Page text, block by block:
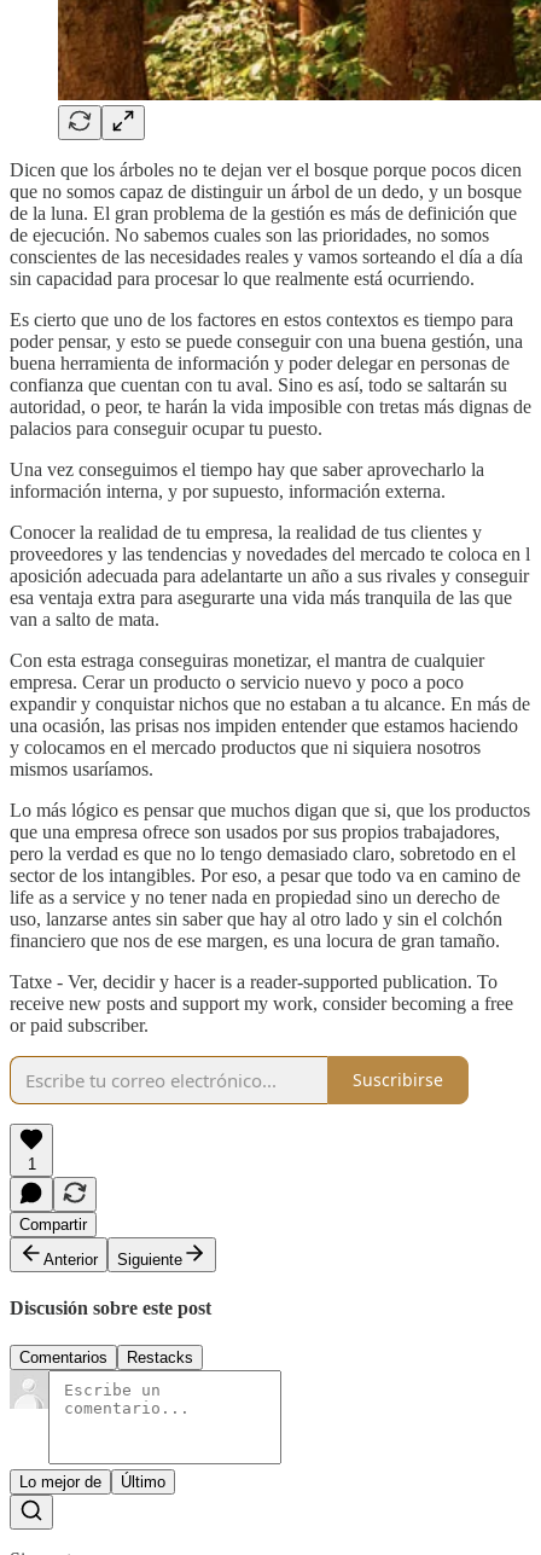
Dicen que los árboles no te dejan ver el bosque porque pocos dicen
que no somos capaz de distinguir un árbol de un dedo, y un bosque
de la luna. El gran problema de la gestión es más de definición que
de ejecución. No sabemos cuales son las prioridades, no somos
conscientes de las necesidades reales y vamos sorteando el día a día
sin capacidad para procesar lo que realmente está ocurriendo.
Es cierto que uno de los factores en estos contextos es tiempo para
poder pensar, y esto se puede conseguir con una buena gestión, una
buena herramienta de información y poder delegar en personas de
confianza que cuentan con tu aval. Sino es así, todo se saltarán su
autoridad, o peor, te harán la vida imposible con tretas más dignas de
palacios para conseguir ocupar tu puesto.
Una vez conseguimos el tiempo hay que saber aprovecharlo la
información interna, y por supuesto, información externa.
Conocer la realidad de tu empresa, la realidad de tus clientes y
proveedores y las tendencias y novedades del mercado te coloca en l
aposición adecuada para adelantarte un año a sus rivales y conseguir
esa ventaja extra para asegurarte una vida más tranquila de las que
van a salto de mata.
Con esta estraga conseguiras monetizar, el mantra de cualquier
empresa. Cerar un producto o servicio nuevo y poco a poco
expandir y conquistar nichos que no estaban a tu alcance. En más de
una ocasión, las prisas nos impiden entender que estamos haciendo
y colocamos en el mercado productos que ni siquiera nosotros
mismos usaríamos.
Lo más lógico es pensar que muchos digan que si, que los productos
que una empresa ofrece son usados por sus propios trabajadores,
pero la verdad es que no lo tengo demasiado claro, sobretodo en el
sector de los intangibles. Por eso, a pesar que todo va en camino de
life as a service y no tener nada en propiedad sino un derecho de
uso, lanzarse antes sin saber que hay al otro lado y sin el colchón
financiero que nos de ese margen, es una locura de gran tamaño.
Tatxe - Ver, decidir y hacer is a reader-supported publication. To
receive new posts and support my work, consider becoming a free
or paid subscriber.
Suscribirse
1
Compartir
Anterior
Siguiente
Discusión sobre este post
Comentarios Restacks
Lo mejor de Último